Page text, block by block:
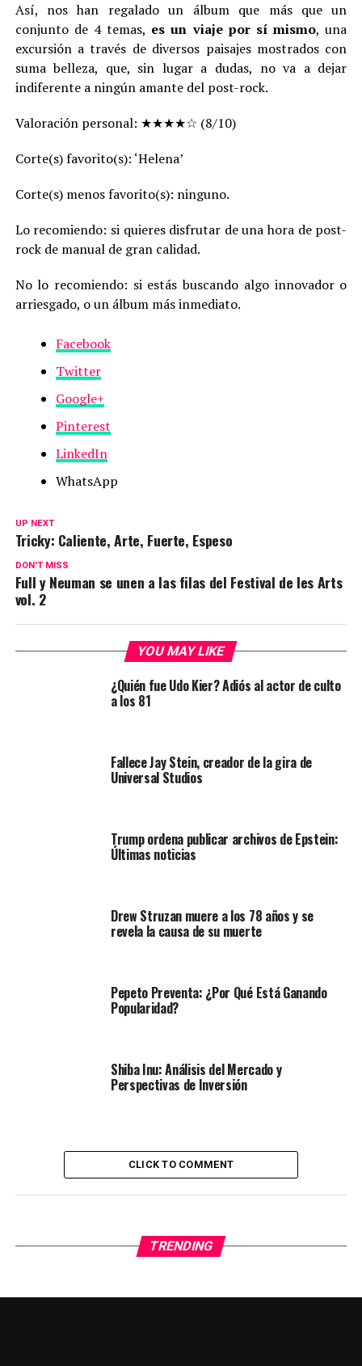
Así, nos han regalado un álbum que más que un
conjunto de 4 temas, es un viaje por sí mismo, una
excursión a través de diversos paisajes mostrados con
suma belleza, que, sin lugar a dudas, no va a dejar
indiferente a ningún amante del post-rock.
Valoración personal: ★★★★☆ (8/10)
Corte(s) favorito(s): ‘Helena’
Corte(s) menos favorito(s): ninguno.
Lo recomiendo: si quieres disfrutar de una hora de post-
rock de manual de gran calidad.
No lo recomiendo: si estás buscando algo innovador o
arriesgado, o un álbum más inmediato.
Facebook
Twitter
Google+
Pinterest
LinkedIn
WhatsApp
UP NEXT
Tricky: Caliente, Arte, Fuerte, Espeso
DON'T MISS
Full y Neuman se unen a las filas del Festival de les Arts
vol. 2
YOU MAY LIKE
¿Quién fue Udo Kier? Adiós al actor de culto
a los 81
Fallece Jay Stein, creador de la gira de
Universal Studios
Trump ordena publicar archivos de Epstein:
Últimas noticias
Drew Struzan muere a los 78 años y se
revela la causa de su muerte
Pepeto Preventa: ¿Por Qué Está Ganando
Popularidad?
Shiba Inu: Análisis del Mercado y
Perspectivas de Inversión
CLICK TO COMMENT
TRENDING